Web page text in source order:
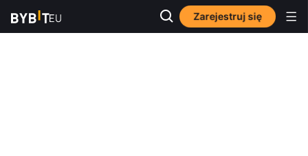
Zarejestruj się